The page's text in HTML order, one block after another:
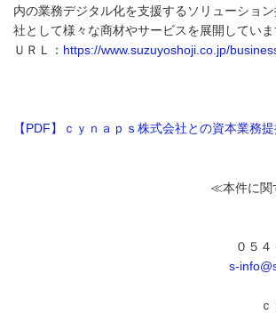
内の業務デジタル化を支援するソリューショ
社として様々な商材やサービスを展開していま
ＵＲＬ： https://www.suzuyoshoji.co.jp/
【PDF】ｃｙｎａｐｓ株式会社との資本業務
≪本件に関
０５
s-